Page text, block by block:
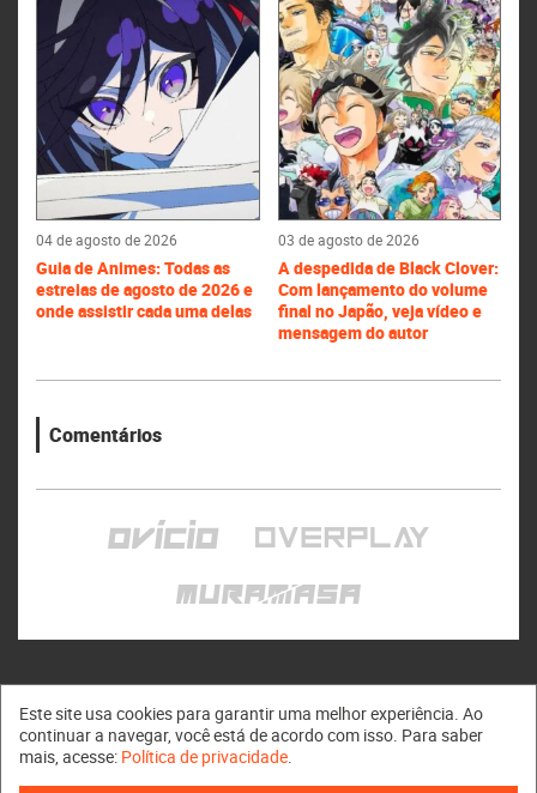
04 de agosto de 2026
Guia de Animes: Todas as
estreias de agosto de 2026 e
onde assistir cada uma delas
03 de agosto de 2026
A despedida de Black Clover:
Com lançamento do volume
final no Japão, veja vídeo e
mensagem do autor
Comentários
Muramasa © 2011 - 2026
Este site usa cookies para garantir uma melhor experiência. Ao
continuar a navegar, você está de acordo com isso. Para saber
mais, acesse: Política de privacidade.